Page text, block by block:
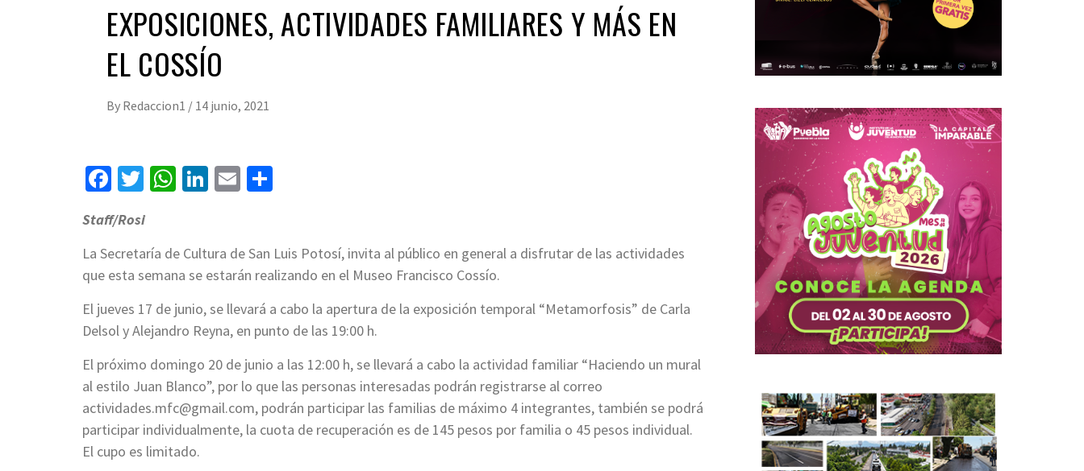
EXPOSICIONES, ACTIVIDADES FAMILIARES Y MÁS EN
EL COSSÍO
By Redaccion1 / 14 junio, 2021
Facebook
Twitter
WhatsApp
LinkedIn
Email
Staff/Rosi
La Secretaría de Cultura de San Luis Potosí, invita al público en general a disfrutar de las actividades
que esta semana se estarán realizando en el Museo Francisco Cossío.
El jueves 17 de junio, se llevará a cabo la apertura de la exposición temporal “Metamorfosis” de Carla
Delsol y Alejandro Reyna, en punto de las 19:00 h.
El próximo domingo 20 de junio a las 12:00 h, se llevará a cabo la actividad familiar “Haciendo un mural
al estilo Juan Blanco”, por lo que las personas interesadas podrán registrarse al correo
actividades.mfc@gmail.com, podrán participar las familias de máximo 4 integrantes, también se podrá
participar individualmente, la cuota de recuperación es de 145 pesos por familia o 45 pesos individual.
El cupo es limitado.